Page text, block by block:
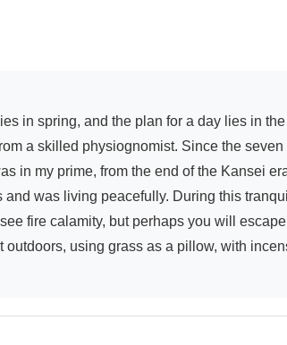
a skilled physiognomist. Since the
in my prime, from the end of the Kansei
was living peacefully. During this
fire calamity, but perhaps you will
using grass as a pillow, with